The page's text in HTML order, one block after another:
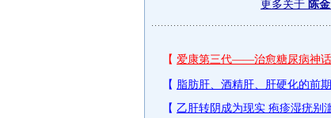
更多关于 陈